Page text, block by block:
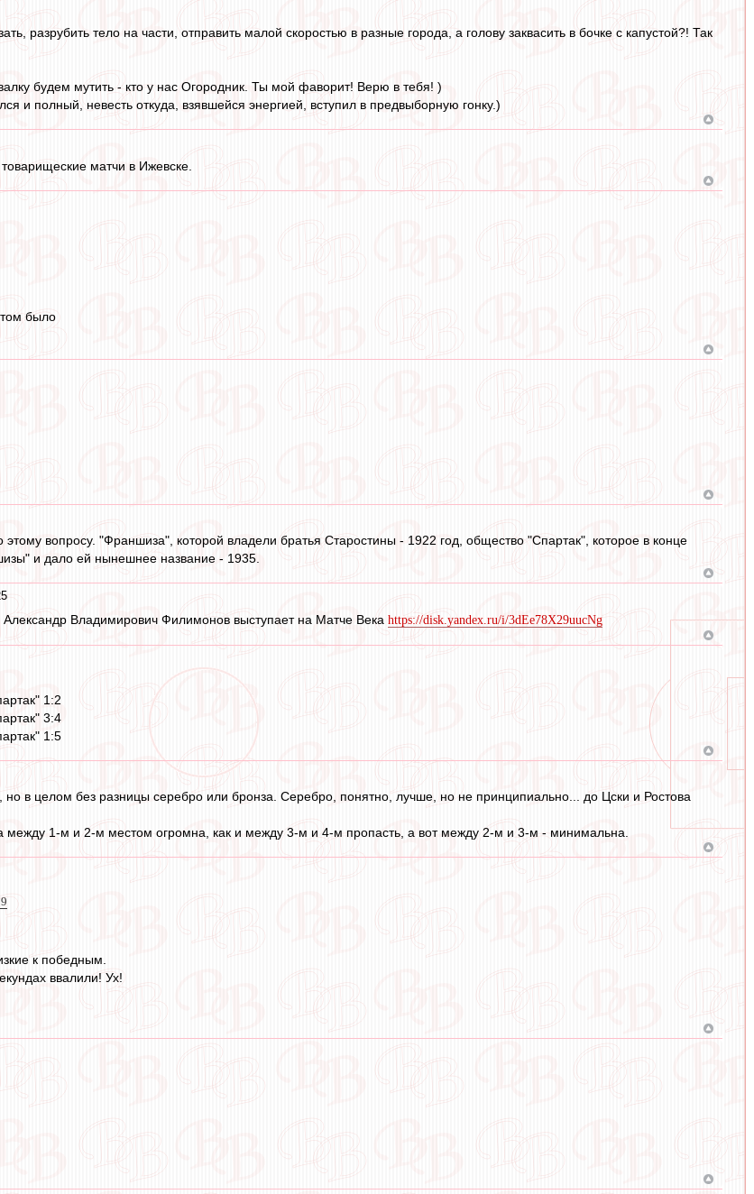
разрубить тело на части, отправить малой скоростью в разные города, а голову заквасить в бочке с капустой?! Так
будем мутить - кто у нас Огородник. Ты мой фаворит! Верю в тебя! )
и полный, невесть откуда, взявшейся энергией, вступил в предвыборную гонку.)
товарищеские матчи в Ижевске.
было
вопросу. "Франшиза", которой владели братья Старостины - 1922 год, общество "Спартак", которое в конце
и дало ей нынешнее название - 1935.
Александр Владимирович Филимонов выступает на Матче Века https://disk.yandex.ru/i/3dEe78X29uucNg
1:2
3:4
1:5
но в целом без разницы серебро или бронза. Серебро, понятно, лучше, но не принципиально... до Цски и Ростова
между 1-м и 2-м местом огромна, как и между 3-м и 4-м пропасть, а вот между 2-м и 3-м - минимальна.
к победным.
ввалили! Ух!